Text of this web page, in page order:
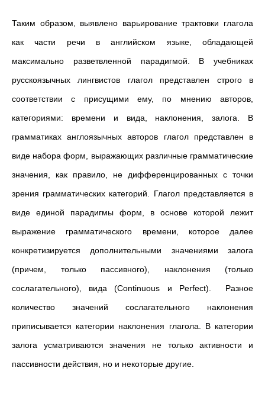
Таким образом, выявлено варьирование трактовки глагола
как части речи в английском языке, обладающей
максимально разветвленной парадигмой. В учебниках
русскоязычных лингвистов глагол представлен строго в
соответствии с присущими ему, по мнению авторов,
категориями: времени и вида, наклонения, залога. В
грамматиках англоязычных авторов глагол представлен в
виде набора форм, выражающих различные грамматические
значения, как правило, не дифференцированных с точки
зрения грамматических категорий. Глагол представляется в
виде единой парадигмы форм, в основе которой лежит
выражение грамматического времени, которое далее
конкретизируется дополнительными значениями залога
(причем, только пассивного), наклонения (только
сослагательного), вида (Continuous и Perfect). Разное
количество значений сослагательного наклонения
приписывается категории наклонения глагола. В категории
залога усматриваются значения не только активности и
пассивности действия, но и некоторые другие.